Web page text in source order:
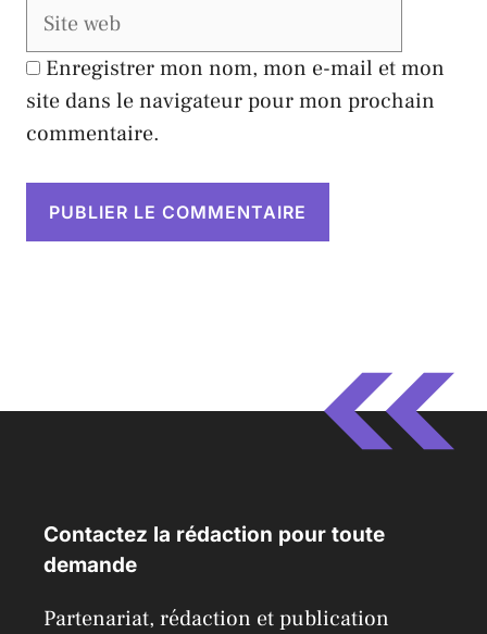
Enregistrer mon nom, mon e-mail et mon
site dans le navigateur pour mon prochain
commentaire.
Contactez la rédaction pour toute
demande
Partenariat, rédaction et publication